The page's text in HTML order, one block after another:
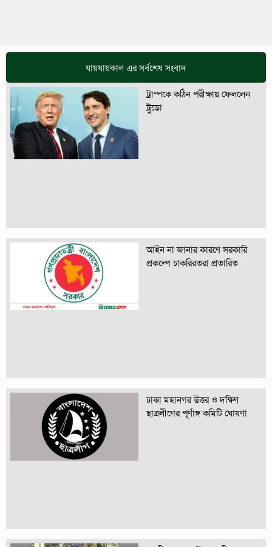
যায়যায়কাল এর সর্বশেষ সংবাদ
ট্রাম্পকে কঠিন পরীক্ষায় ফেললেন
ট্রুডো
আইন না জানার কারণে সরকারি
প্রকল্পে চাকরিরতরা প্রতারিত
ঢাকা মহানগর উত্তর ও দক্ষিণ
ছাত্রলীগের পূর্ণাঙ্গ কমিটি ঘোষণা